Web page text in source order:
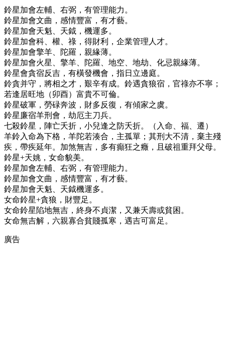
鈴星加會左輔、右弼，有管理能力。
鈴星加會文曲，感情豐富，有才藝。
鈴星加會天魁、天鉞，機運多。
鈴星加會科、權、祿，得財利，企業管理人才。
鈴星加會擎羊、陀羅，親緣薄。
鈴星加會火星、擎羊、陀羅、地空、地劫、化忌親緣薄。
鈴星會貪宿反吉，有橫發機會，指日立邊庭。
鈴貪并守，將相之才，艱辛有成。鈴遇貪狼宿，官祿亦不寧；
若逢居旺地（卯酉）富貴不可倫。
鈴星破軍，勞碌奔波，財多反復，有傾家之虞。
鈴星廉宿羊刑會，劫厄主刀兵。
七殺鈴星，陣亡夭折，小兒逢之防夭折。（入命、福、遷）
羊鈴入命為下格，羊陀若湊合，主孤單；其刑大不清，棄主殘
疾，帶疾延年。加煞無吉，多有癲狂之癥，且破祖重拜父母。
鈴星+天姚，女命貌美。
鈴星加會左輔、右弼，有管理能力。
鈴星加會文曲，感情豐富，有才藝。
鈴星加會天魁、天鉞機運多。
女命鈴星+貪狼，財豐足。
女命鈴星陷地無吉，終身不貞潔，又兼夭壽或貧困。
女命無吉解，六親寡合貧賤孤寒，遇吉可富足。
廣告